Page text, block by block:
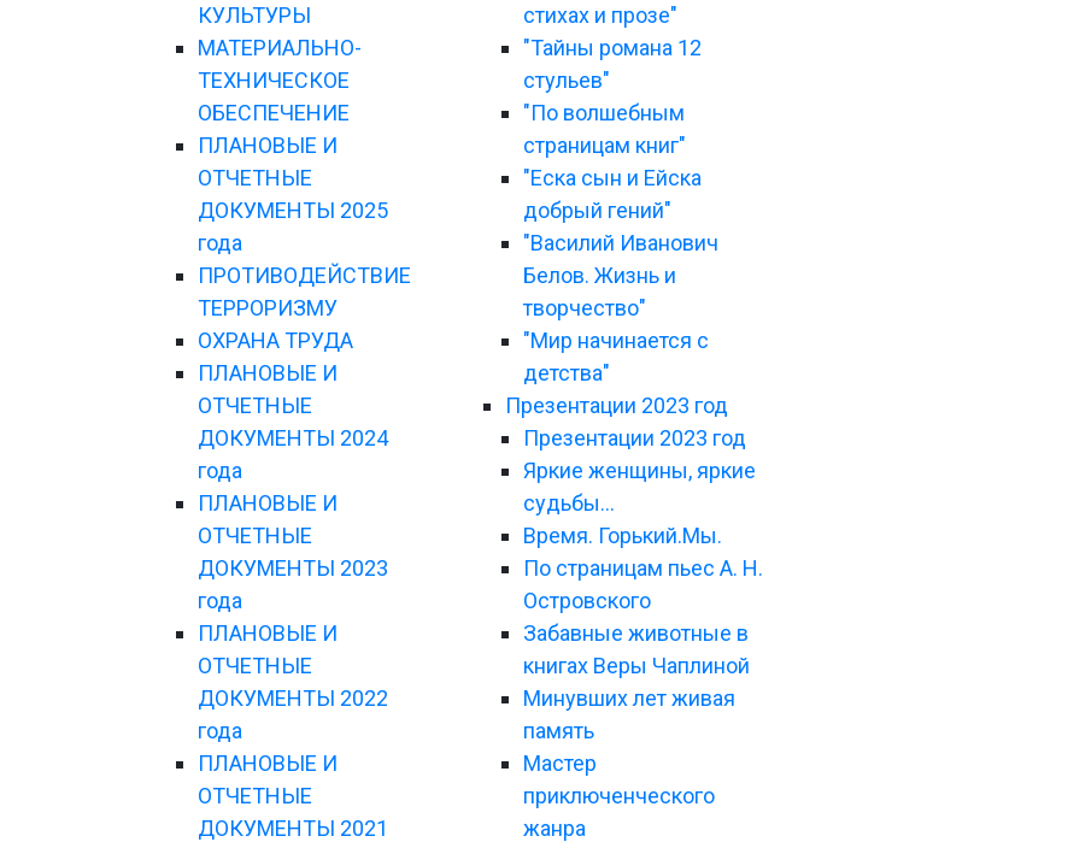
КУЛЬТУРЫ
МАТЕРИАЛЬНО-
ТЕХНИЧЕСКОЕ
ОБЕСПЕЧЕНИЕ
ПЛАНОВЫЕ И
ОТЧЕТНЫЕ
ДОКУМЕНТЫ 2025
года
ПРОТИВОДЕЙСТВИЕ
ТЕРРОРИЗМУ
ОХРАНА ТРУДА
ПЛАНОВЫЕ И
ОТЧЕТНЫЕ
ДОКУМЕНТЫ 2024
года
ПЛАНОВЫЕ И
ОТЧЕТНЫЕ
ДОКУМЕНТЫ 2023
года
ПЛАНОВЫЕ И
ОТЧЕТНЫЕ
ДОКУМЕНТЫ 2022
года
ПЛАНОВЫЕ И
ОТЧЕТНЫЕ
ДОКУМЕНТЫ 2021
стихах и прозе"
"Тайны романа 12
стульев"
"По волшебным
страницам книг"
"Еска сын и Ейска
добрый гений"
"Василий Иванович
Белов. Жизнь и
творчество"
"Мир начинается с
детства"
Презентации 2023 год
Презентации 2023 год
Яркие женщины, яркие
судьбы...
Время. Горький.Мы.
По страницам пьес А. Н.
Островского
Забавные животные в
книгах Веры Чаплиной
Минувших лет живая
память
Мастер
приключенческого
жанра